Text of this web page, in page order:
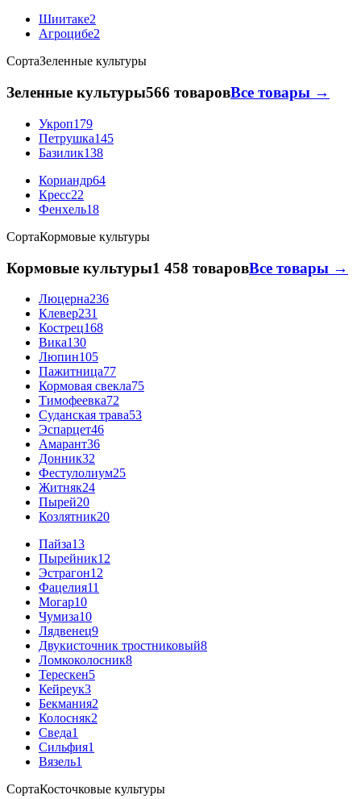
Шиитаке2
Агроцибе2
СортаЗеленные культуры
Зеленные культуры566 товаровВсе товары →
Укроп179
Петрушка145
Базилик138
Кориандр64
Кресс22
Фенхель18
СортаКормовые культуры
Кормовые культуры1 458 товаровВсе товары →
Люцерна236
Клевер231
Кострец168
Вика130
Люпин105
Пажитница77
Кормовая свекла75
Тимофеевка72
Суданская трава53
Эспарцет46
Амарант36
Донник32
Фестулолиум25
Житняк24
Пырей20
Козлятник20
Пайза13
Пырейник12
Эстрагон12
Фацелия11
Могар10
Чумиза10
Лядвенец9
Двукисточник тростниковый8
Ломкоколосник8
Терескен5
Кейреук3
Бекмания2
Колосняк2
Сведа1
Сильфия1
Вязель1
СортаКосточковые культуры